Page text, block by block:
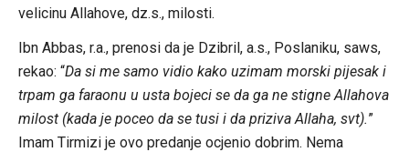
velicinu Allahove, dz.s., milosti.
Ibn Abbas, r.a., prenosi da je Dzibril, a.s., Poslaniku, saws,
rekao: “Da si me samo vidio kako uzimam morski pijesak i
trpam ga faraonu u usta bojeci se da ga ne stigne Allahova
milost (kada je poceo da se tusi i da priziva Allaha, svt).”
Imam Tirmizi je ovo predanje ocjenio dobrim. Nema